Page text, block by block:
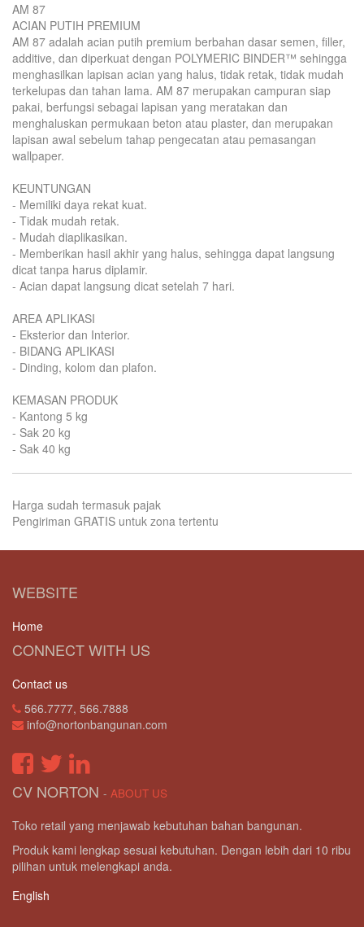
AM 87
ACIAN PUTIH PREMIUM
AM 87 adalah acian putih premium berbahan dasar semen, filler,
additive, dan diperkuat dengan POLYMERIC BINDER™ sehingga
menghasilkan lapisan acian yang halus, tidak retak, tidak mudah
terkelupas dan tahan lama. AM 87 merupakan campuran siap
pakai, berfungsi sebagai lapisan yang meratakan dan
menghaluskan permukaan beton atau plaster, dan merupakan
lapisan awal sebelum tahap pengecatan atau pemasangan
wallpaper.
KEUNTUNGAN
- Memiliki daya rekat kuat.
- Tidak mudah retak.
- Mudah diaplikasikan.
- Memberikan hasil akhir yang halus, sehingga dapat langsung
dicat tanpa harus diplamir.
- Acian dapat langsung dicat setelah 7 hari.
AREA APLIKASI
- Eksterior dan Interior.
- BIDANG APLIKASI
- Dinding, kolom dan plafon.
KEMASAN PRODUK
- Kantong 5 kg
- Sak 20 kg
- Sak 40 kg
Harga sudah termasuk pajak
Pengiriman GRATIS untuk zona tertentu
WEBSITE
Home
CONNECT WITH US
Contact us
566.7777, 566.7888
info@nortonbangunan.com
CV NORTON - ABOUT US
Toko retail yang menjawab kebutuhan bahan bangunan.
Produk kami lengkap sesuai kebutuhan. Dengan lebih dari 10 ribu
pilihan untuk melengkapi anda.
English